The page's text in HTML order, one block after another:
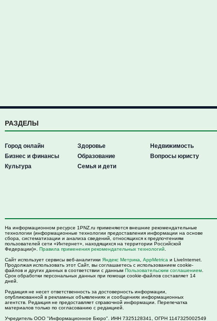
РАЗДЕЛЫ
Город онлайн
Бизнес и финансы
Культура
Здоровье
Образование
Семья и дети
Недвижимость
Вопросы юристу
На информационном ресурсе 1PNZ.ru применяются внешние рекомендательные
технологии (информационные технологии предоставления информации на основе
сбора, систематизации и анализа сведений, относящихся к предпочтениям
пользователей сети «Интернет», находящихся на территории Российской
Федерации)». Правила применения рекомендательных технологий
Сайт использует сервисы веб-аналитики Яндекс Метрика AppMetrica и LiveInternet.
Продолжая использовать этот Сайт, вы соглашаетесь с использованием cookie-
файлов и других данных в соответствии с данным Пользовательским соглашением
Срок обработки персональных данных при помощи cookie-файлов составляет 14
дней.
Редакция не несет ответственность за достоверность информации,
опубликованной в рекламных объявлениях и сообщениях информационных
агентств. Редакция не предоставляет справочной информации. Перепечатка
материалов только по согласованию с редакцией.
Учредитель ООО "Информационное Бюро". ИНН 7325128341, ОГРН 1147325002549